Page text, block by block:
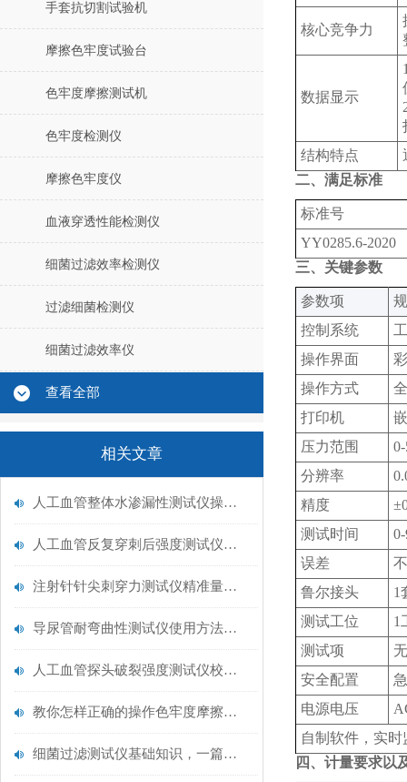
手套抗切割试验机
摩擦色牢度试验台
色牢度摩擦测试机
色牢度检测仪
摩擦色牢度仪
血液穿透性能检测仪
细菌过滤效率检测仪
过滤细菌检测仪
细菌过滤效率仪
查看全部
相关文章
人工血管整体水渗漏性测试仪操作中最容易出错的步骤
人工血管反复穿刺后强度测试仪是什么？透析患者的“生命管“质量靠它把关！
注射针针尖刺穿力测试仪精准量化针尖锋利度，构筑临床安全防线
导尿管耐弯曲性测试仪使用方法与操作规范
人工血管探头破裂强度测试仪校准规范：精准赋能医疗安全的技术基准
教你怎样正确的操作色牢度摩擦测试机
细菌过滤测试仪基础知识，一篇搞定
核心竞争力
数据显示
结构特点
二、满足标准
标准号
YY0285.6-2020
三、关键参数
‌参数项‌
控制系统
操作界面
操作方式
打印机
压力范围
分辨率
精度
测试时间
误差
鲁尔接头
1
测试工位
1
测试项
安全配置
电源电压
自制软件，实
四、计量要求以